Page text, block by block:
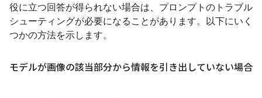
役に立つ回答が得られない場合は、プロンプトのトラブル
シューティングが必要になることがあります。以下にいく
つかの方法を示します。
モデルが画像の該当部分から情報を引き出していない場合